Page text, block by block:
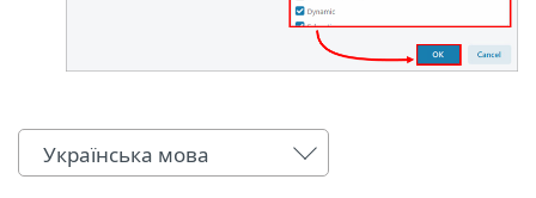
Українська мова